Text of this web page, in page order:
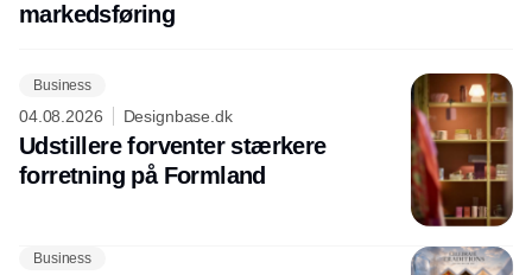
markedsføring
Business
04.08.2026 Designbase.dk
Udstillere forventer stærkere
forretning på Formland
Business